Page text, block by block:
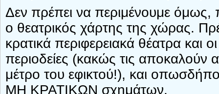
Δεν πρέπει να περιμένουμε όμως,
ο θεατρικός χάρτης της χώρας.
κρατικά περιφερειακά θέατρα και
περιοδείες (κακώς τις αποκαλούν
μέτρο του εφικτού!), και
ΜΗ ΚΡΑΤΙΚΩΝ σχημάτων.